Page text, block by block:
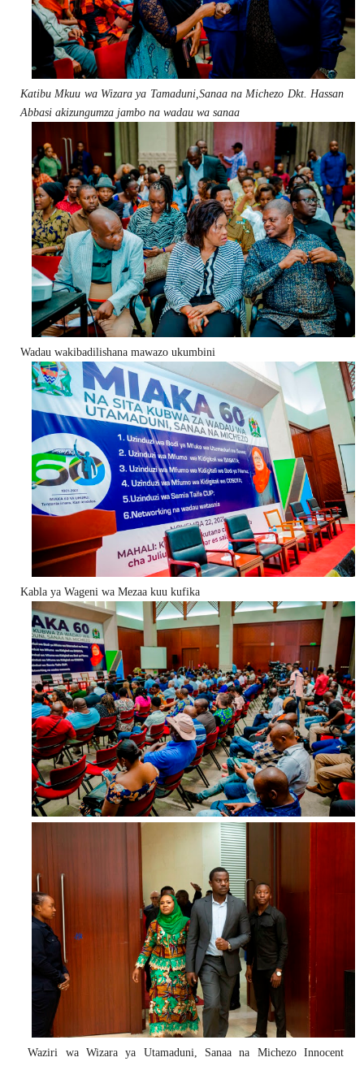
Katibu Mkuu wa Wizara ya Tamaduni,Sanaa na Michezo Dkt. Hassan
Abbasi akizungumza jambo na wadau wa sanaa
Wadau wakibadilishana mawazo ukumbini
Kabla ya Wageni wa Mezaa kuu kufika
Waziri wa Wizara ya Utamaduni, Sanaa na Michezo Innocent